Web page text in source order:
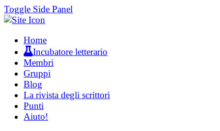
Toggle Side Panel
Home
Incubatore letterario
Membri
Gruppi
Blog
La rivista degli scrittori
Punti
Aiuto!